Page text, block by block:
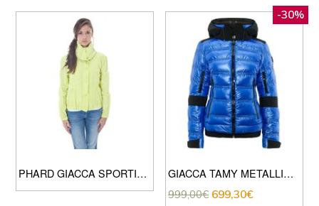
PHARD GIACCA SPORTIVA DONNA GIALLO
-30%
GIACCA TAMY METALLIC DONNA
999,00€ 699,30€